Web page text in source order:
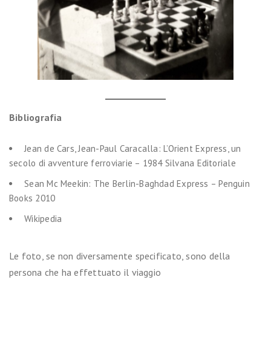
Bibliografia
Jean de Cars, Jean-Paul Caracalla: L’Orient Express, un
secolo di avventure ferroviarie – 1984 Silvana Editoriale
Sean Mc Meekin: The Berlin-Baghdad Express – Penguin
Books 2010
Wikipedia
Le foto, se non diversamente specificato, sono della
persona che ha effettuato il viaggio